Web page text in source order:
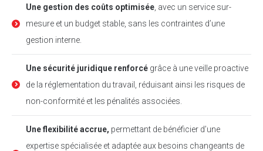
Une gestion des coûts optimisée , avec un service sur-
mesure et un budget stable, sans les contraintes d’une
gestion interne.
Une sécurité juridique renforcé grâce à une veille proactive
de la réglementation du travail, réduisant ainsi les risques de
non-conformité et les pénalités associées.
Une flexibilité accrue, permettant de bénéficier d’une
expertise spécialisée et adaptée aux besoins changeants de